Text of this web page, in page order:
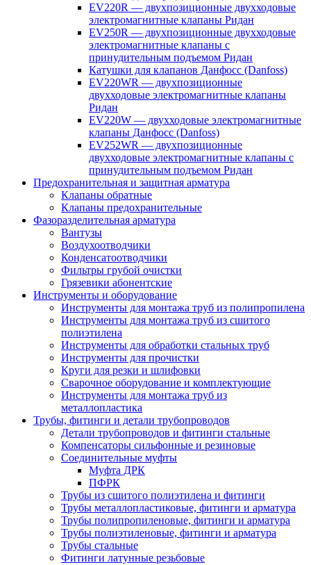
EV220R — двухпозиционные двухходовые
электромагнитные клапаны Ридан
EV250R — двухпозиционные двухходовые
электромагнитные клапаны с
принудительным подъемом Ридан
Катушки для клапанов Данфосс (Danfoss)
EV220WR — двухпозиционные
двухходовые электромагнитные клапаны
Ридан
EV220W — двухходовые электромагнитные
клапаны Данфосс (Danfoss)
EV252WR — двухпозиционные
двухходовые электромагнитные клапаны с
принудительным подъемом Ридан
Предохранительная и защитная арматура
Клапаны обратные
Клапаны предохранительные
Фазоразделительная арматура
Вантузы
Воздухоотводчики
Конденсатоотводчики
Фильтры грубой очистки
Грязевики абонентские
Инструменты и оборудование
Инструменты для монтажа труб из полипропилена
Инструменты для монтажа труб из сшитого
полиэтилена
Инструменты для обработки стальных труб
Инструменты для прочистки
Круги для резки и шлифовки
Сварочное оборудование и комплектующие
Инструменты для монтажа труб из
металлопластика
Трубы, фитинги и детали трубопроводов
Детали трубопроводов и фитинги стальные
Компенсаторы сильфонные и резиновые
Соединительные муфты
Муфта ДРК
ПФРК
Трубы из сшитого полиэтилена и фитинги
Трубы металлопластиковые, фитинги и арматура
Трубы полипропиленовые, фитинги и арматура
Трубы полиэтиленовые, фитинги и арматура
Трубы стальные
Фитинги латунные резьбовые